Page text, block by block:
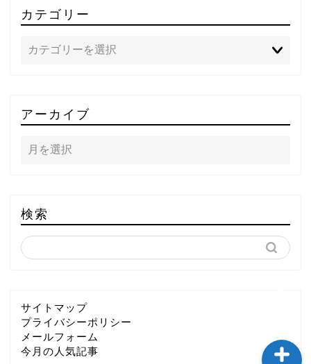
カテゴリー
アーカイブ
検索
サイトマップ
プライバシーポリシー
メールフォーム
今月の人気記事
～DA PUMP YORIの晴れ
ばれラジオ～